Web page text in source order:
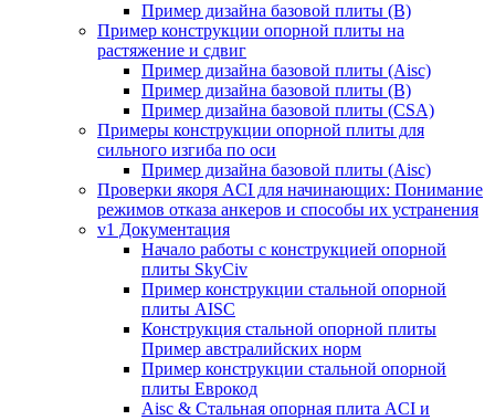
Пример дизайна базовой плиты (В)
Пример конструкции опорной плиты на
растяжение и сдвиг
Пример дизайна базовой плиты (Aisc)
Пример дизайна базовой плиты (В)
Пример дизайна базовой плиты (CSA)
Примеры конструкции опорной плиты для
сильного изгиба по оси
Пример дизайна базовой плиты (Aisc)
Проверки якоря ACI для начинающих: Понимание
режимов отказа анкеров и способы их устранения
v1 Документация
Начало работы с конструкцией опорной
плиты SkyCiv
Пример конструкции стальной опорной
плиты AISC
Конструкция стальной опорной плиты
Пример австралийских норм
Пример конструкции стальной опорной
плиты Еврокод
Aisc & Стальная опорная плита ACI и